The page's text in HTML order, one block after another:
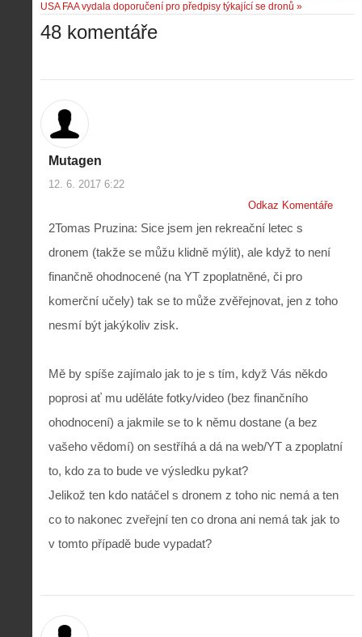
USA FAA vydala doporučení pro předpisy týkající se dronů »
48 komentáře
Mutagen
12. 6. 2017 6:22
Odkaz Komentáře
2Tomas Pruzina: Sice jsem jen rekreační letec s
dronem (takže se můžu klidně mýlit), ale když to není
finančně ohodnocené (na YT zpoplatněné, či pro
komerční učely) tak se to může zvěřejnovat, jen z toho
nesmí být jakýkoliv zisk.
Mě by spíše zajímalo jak to je s tím, když Vás někdo
poprosi ať mu uděláte fotky/video (bez finančního
ohodnocení) a jakmile se to k němu dostane (a bez
vašeho vědomí) on sestříhá a dá na web/YT a zpoplatní
to, kdo za to bude ve výsledku pykat?
Jelikož ten kdo natáčel s dronem z toho nic nemá a ten
co to nakonec zveřejní ten co drona ani nemá tak jak to
v tomto případě bude vypadat?